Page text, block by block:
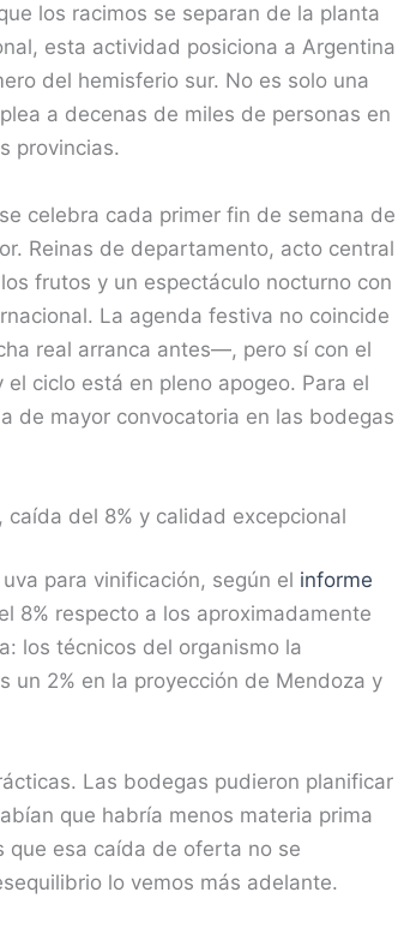
los racimos se separan de la planta
esta actividad posiciona a Argentina
del hemisferio sur. No es solo una
a decenas de miles de personas en
provincias.
celebra cada primer fin de semana de
Reinas de departamento, acto central
frutos y un espectáculo nocturno con
La agenda festiva no coincide
real arranca antes—, pero sí con el
ciclo está en pleno apogeo. Para el
de mayor convocatoria en las bodegas
del 8% y calidad excepcional
para vinificación, según el informe
8% respecto a los aproximadamente
los técnicos del organismo la
un 2% en la proyección de Mendoza y
Las bodegas pudieron planificar
que habría menos materia prima
que esa caída de oferta no se
lo vemos más adelante.